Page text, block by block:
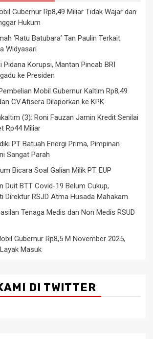
Gubernur Rp8,49 Miliar Tidak Wajar dan
Hukum
‘Ratu Batubara’ Tan Paulin Terkait
Widyasari
Korupsi, Mantan Pincab BRI
ke Presiden
Mobil Gubernur Kaltim Rp8,49
CV.Afisera Dilaporkan ke KPK
(3): Roni Fauzan Jamin Kredit Senilai
Rp44 Miliar
PT Batuah Energi Prima, Pimpinan
Sangat Parah
Bicara Soal Galian Milik PT. EUP
Duit BTT Covid-19 Belum Cukup,
Direktur RSJD Atma Husada Mahakam
Tenaga Medis dan Non Medis RSUD
Gubernur Rp8,5 M November 2025,
Masuk
DI TWITTER